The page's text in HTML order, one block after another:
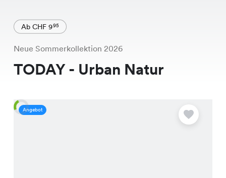
Ab CHF 995
Neue Sommerkollektion 2026
TODAY - Urban Natur
Angebot